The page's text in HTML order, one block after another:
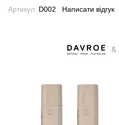
Артикул: D002 Написати відгук